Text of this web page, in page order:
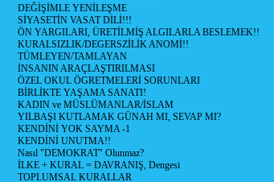
DEĞİŞİMLE YENİLEŞME
SİYASETİN VASAT DİLİ!!!
ÖN YARGILARI, ÜRETİLMİŞ ALGILARLA BESLEMEK!!
KURALSIZLIK/DEGERSZİLİK ANOMİ!!
TÜMLEYEN/TAMLAYAN
İNSANIN ARAÇLAŞTIRILMASI
ÖZEL OKUL ÖGRETMELERİ SORUNLARI
BİRLİKTE YAŞAMA SANATI!
KADIN ve MÜSLÜMANLAR/İSLAM
YILBAŞI KUTLAMAK GÜNAH MI, SEVAP MI?
KENDİNİ YOK SAYMA -1
KENDİNİ UNUTMA!!
Nasıl "DEMOKRAT" Olunmaz?
İLKE + KURAL = DAVRANIŞ, Dengesi
TOPLUMSAL KURALLAR